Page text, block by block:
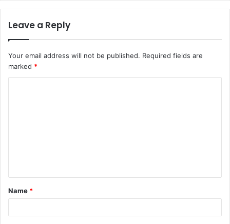
Leave a Reply
Your email address will not be published. Required fields are
marked *
Name *